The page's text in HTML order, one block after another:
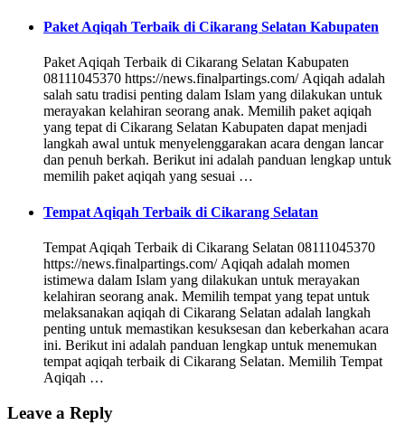
Paket Aqiqah Terbaik di Cikarang Selatan Kabupaten
Paket Aqiqah Terbaik di Cikarang Selatan Kabupaten
08111045370 https://news.finalpartings.com/ Aqiqah adalah
salah satu tradisi penting dalam Islam yang dilakukan untuk
merayakan kelahiran seorang anak. Memilih paket aqiqah
yang tepat di Cikarang Selatan Kabupaten dapat menjadi
langkah awal untuk menyelenggarakan acara dengan lancar
dan penuh berkah. Berikut ini adalah panduan lengkap untuk
memilih paket aqiqah yang sesuai …
Tempat Aqiqah Terbaik di Cikarang Selatan
Tempat Aqiqah Terbaik di Cikarang Selatan 08111045370
https://news.finalpartings.com/ Aqiqah adalah momen
istimewa dalam Islam yang dilakukan untuk merayakan
kelahiran seorang anak. Memilih tempat yang tepat untuk
melaksanakan aqiqah di Cikarang Selatan adalah langkah
penting untuk memastikan kesuksesan dan keberkahan acara
ini. Berikut ini adalah panduan lengkap untuk menemukan
tempat aqiqah terbaik di Cikarang Selatan. Memilih Tempat
Aqiqah …
Leave a Reply